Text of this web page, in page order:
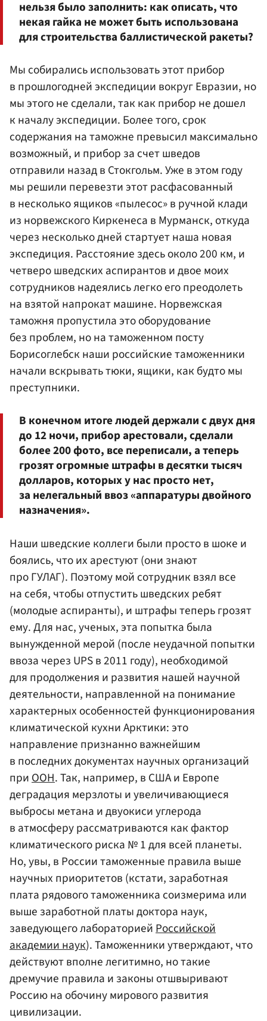
нельзя было заполнить: как описать, что
некая гайка не может быть использована
для строительства баллистической ракеты?
Мы собирались использовать этот прибор
в прошлогодней экспедиции вокруг Евразии, но
мы этого не сделали, так как прибор не дошел
к началу экспедиции. Более того, срок
содержания на таможне превысил максимально
возможный, и прибор за счет шведов
отправили назад в Стокгольм. Уже в этом году
мы решили перевезти этот расфасованный
в несколько ящиков «пылесос» в ручной клади
из норвежского Киркенеса в Мурманск, откуда
через несколько дней стартует наша новая
экспедиция. Расстояние здесь около 200 км, и
четверо шведских аспирантов и двое моих
сотрудников надеялись легко его преодолеть
на взятой напрокат машине. Норвежская
таможня пропустила это оборудование
без проблем, но на таможенном посту
Борисоглебск наши российские таможенники
начали вскрывать тюки, ящики, как будто мы
преступники.
В конечном итоге людей держали с двух дня
до 12 ночи, прибор арестовали, сделали
более 200 фото, все переписали, а теперь
грозят огромные штрафы в десятки тысяч
долларов, которых у нас просто нет,
за нелегальный ввоз «аппаратуры двойного
назначения».
Наши шведские коллеги были просто в шоке и
боялись, что их арестуют (они знают
про ГУЛАГ). Поэтому мой сотрудник взял все
на себя, чтобы отпустить шведских ребят
(молодые аспиранты), и штрафы теперь грозят
ему. Для нас, ученых, эта попытка была
вынужденной мерой (после неудачной попытки
ввоза через UPS в 2011 году), необходимой
для продолжения и развития нашей научной
деятельности, направленной на понимание
характерных особенностей функционирования
климатической кухни Арктики: это
направление признанно важнейшим
в последних документах научных организаций
приООН. Так, например, в США и Европе
деградация мерзлоты и увеличивающиеся
выбросы метана и двуокиси углерода
в атмосферу рассматриваются как фактор
климатического риска № 1 для всей планеты.
Но, увы, в России таможенные правила выше
научных приоритетов (кстати, заработная
плата рядового таможенника соизмерима или
выше заработной платы доктора наук,
заведующего лабораториейРоссийской
академии наук). Таможенники утверждают, что
действуют вполне легитимно, но такие
дремучие правила и законы отшвыривают
Россию на обочину мирового развития
цивилизации.